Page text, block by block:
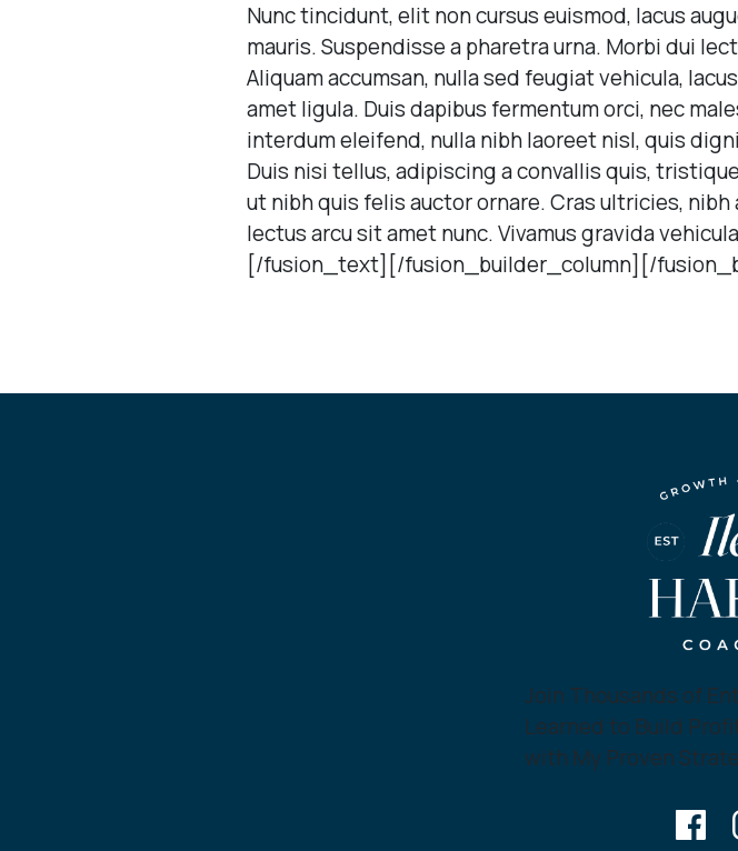
Nunc tincidunt, elit non cursus euismod, lacus
mauris. Suspendisse a pharetra urna. Morbi dui
Aliquam accumsan, nulla sed feugiat vehicula,
amet ligula. Duis dapibus fermentum orci, nec
interdum eleifend, nulla nibh laoreet nisl, quis
Duis nisi tellus, adipiscing a convallis quis,
ut nibh quis felis auctor ornare. Cras ultricies,
lectus arcu sit amet nunc. Vivamus gravida
[/fusion_text][/fusion_builder_column][/
Join Thousands of
Learned to Build
with My Proven